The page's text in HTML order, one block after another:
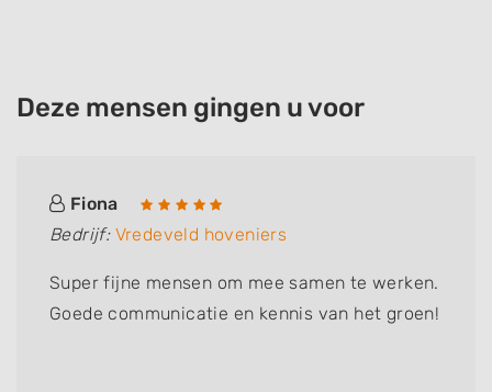
Deze mensen gingen u voor
Fiona
Bedrijf: Vredeveld hoveniers
Super fijne mensen om mee samen te werken.
Goede communicatie en kennis van het groen!